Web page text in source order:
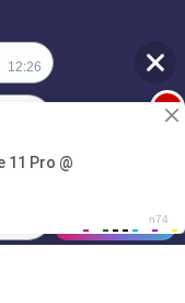
12:26
1